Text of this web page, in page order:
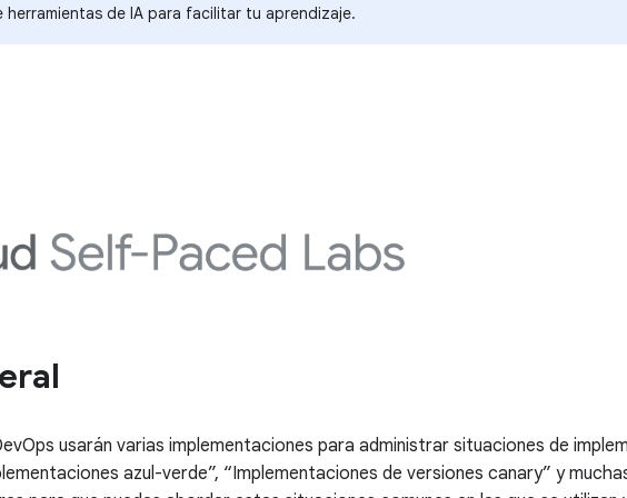
de IA para facilitar tu aprendizaje.
usarán varias implementaciones para administrar situaciones de
azul-verde”, “Implementaciones de versiones canary” y